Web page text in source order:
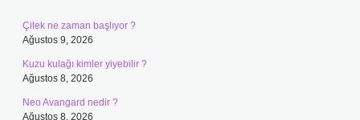
Çilek ne zaman başlıyor ?
Ağustos 9, 2026
Kuzu kulağı kimler yiyebilir ?
Ağustos 8, 2026
Neo Avangard nedir ?
Ağustos 8, 2026